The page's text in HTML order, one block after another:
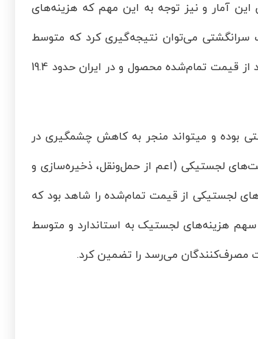
درصد برآورد گردیده است[2]. با مبنا قرار دادن این آمار و نیز توجه به این مهم که هزینه‌های
حساب سرانگشتی می‌توان نتیجه‌گیری کرد که متوسط
سهم هزینه‌های لجستیکی از قیمت تمام‌شده محصولات در جهان بین 9.7 تا 11.3 درصد از قیمت تمام‌شده محصول و در ایران حدود 19.4
بوده و می­تواند منجر به کاهش چشمگیری در
لجستیکی (اعم از حمل‌ونقل، ذخیره‌سازی و
می‌توان کاهش 8 تا 10 درصدی سهم هزینه‌های لجستیکی از قیمت تمام‌شده را شاهد بود که
سهم هزینه‌های لجستیک به استاندارد و متوسط